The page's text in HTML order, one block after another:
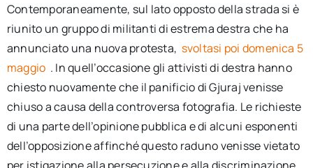
Contemporaneamente, sul lato opposto della strada si è
riunito un gruppo di militanti di estrema destra che ha
annunciato una nuova protesta, svoltasi poi domenica 5
maggio . In quell’occasione gli attivisti di destra hanno
chiesto nuovamente che il panificio di Gjuraj venisse
chiuso a causa della controversa fotografia. Le richieste
di una parte dell’opinione pubblica e di alcuni esponenti
dell’opposizione affinché questo raduno venisse vietato